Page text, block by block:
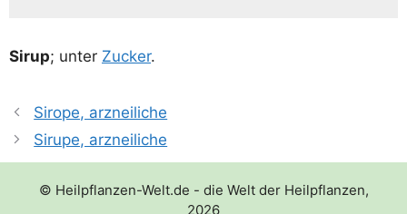
Sirup; unter Zucker.
Sirope, arzneiliche
Sirupe, arzneiliche
© Heilpflanzen-Welt.de - die Welt der Heilpflanzen,
2026